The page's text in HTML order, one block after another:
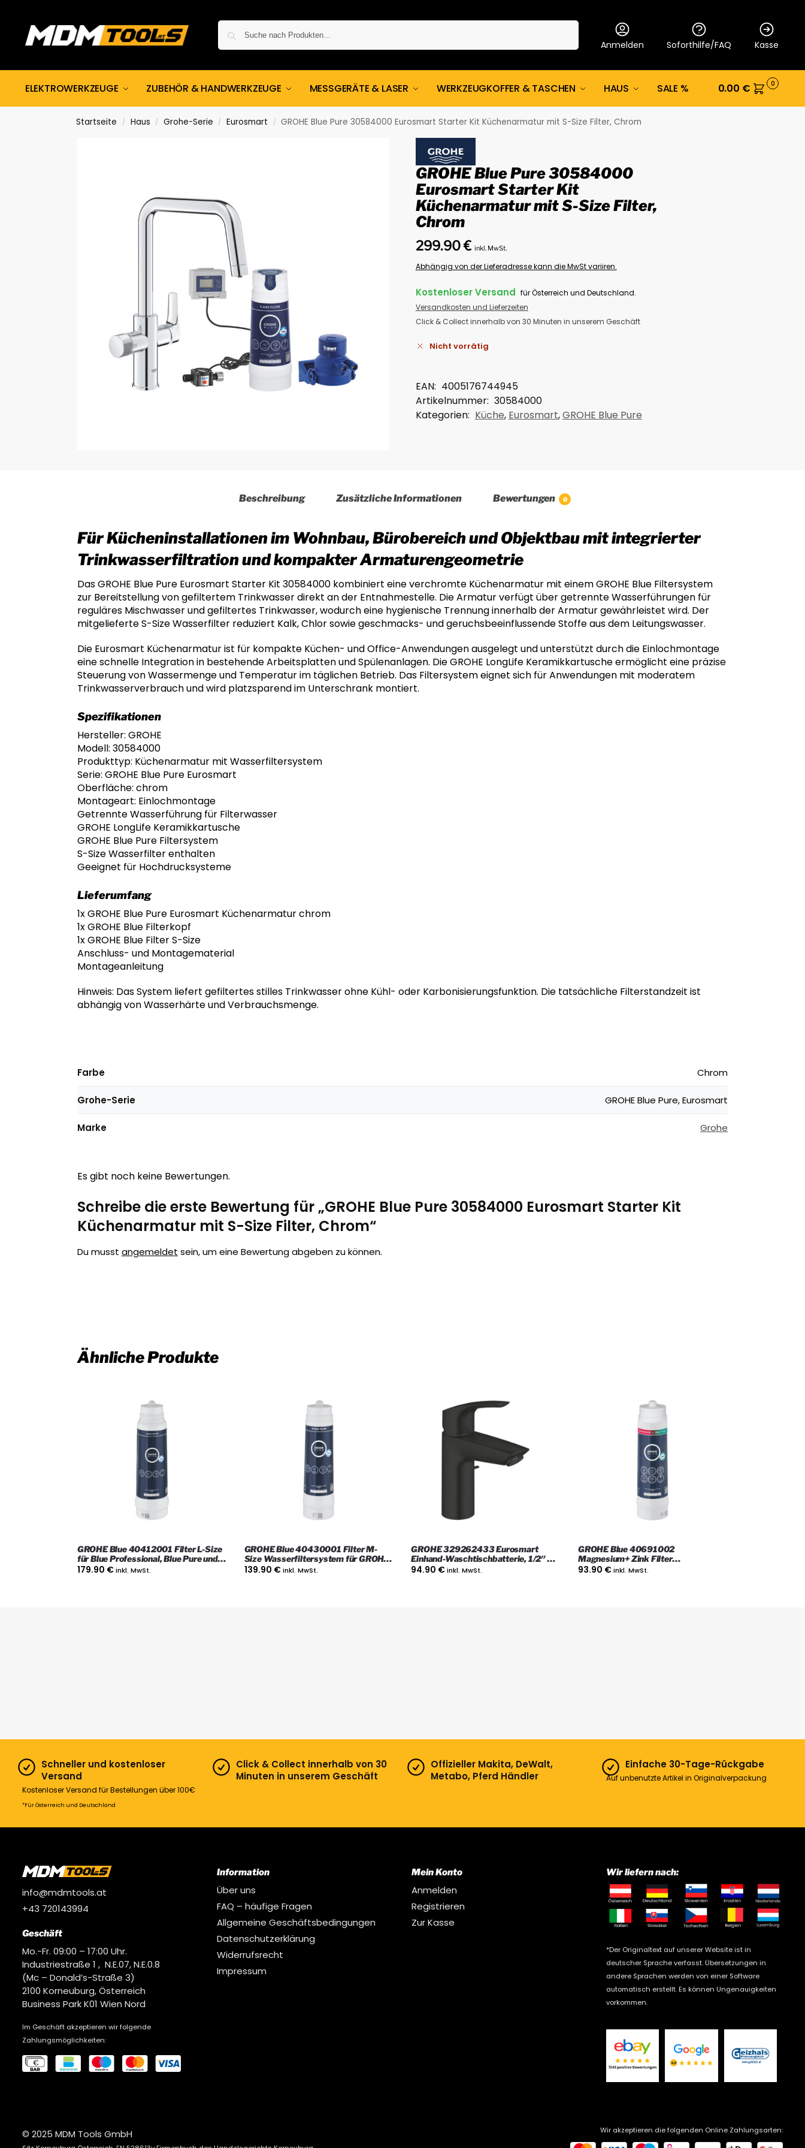
Anmelden Soforthilfe/FAQ Kasse
ELEKTROWERKZEUGE ZUBEHÖR & HANDWERKZEUGE MESSGERÄTE & LASER WERKZEUGKOFFER & TASCHEN HAUS SALE % 0.00 € 0
Startseite / Haus / Grohe-Serie / Eurosmart / GROHE Blue Pure 30584000 Eurosmart Starter Kit Küchenarmatur mit S-Size Filter, Chrom
GROHE Blue Pure 30584000
Eurosmart Starter Kit
Küchenarmatur mit S-Size Filter,
Chrom
299.90€ inkl. MwSt.
Abhängig von der Lieferadresse kann die MwSt variiren.
Kostenloser Versand für Österreich und Deutschland.
Versandkosten und Lieferzeiten
Click & Collect innerhalb von 30 Minuten in unserem Geschäft
Nicht vorrätig
EAN: 4005176744945
Artikelnummer: 30584000
Kategorien: Küche, Eurosmart,GROHE Blue Pure
Beschreibung Zusätzliche Informationen Bewertungen 0
Für Kücheninstallationen im Wohnbau, Bürobereich und Objektbau mit integrierter
Trinkwasserfiltration und kompakter Armaturengeometrie
Das GROHE Blue Pure Eurosmart Starter Kit 30584000 kombiniert eine verchromte Küchenarmatur mit einem GROHE Blue Filtersystem
zur Bereitstellung von gefiltertem Trinkwasser direkt an der Entnahmestelle. Die Armatur verfügt über getrennte Wasserführungen für
reguläres Mischwasser und gefiltertes Trinkwasser, wodurch eine hygienische Trennung innerhalb der Armatur gewährleistet wird. Der
mitgelieferte S-Size Wasserfilter reduziert Kalk, Chlor sowie geschmacks- und geruchsbeeinflussende Stoffe aus dem Leitungswasser.
Die Eurosmart Küchenarmatur ist für kompakte Küchen- und Office-Anwendungen ausgelegt und unterstützt durch die Einlochmontage
eine schnelle Integration in bestehende Arbeitsplatten und Spülenanlagen. Die GROHE LongLife Keramikkartusche ermöglicht eine präzise
Steuerung von Wassermenge und Temperatur im täglichen Betrieb. Das Filtersystem eignet sich für Anwendungen mit moderatem
Trinkwasserverbrauch und wird platzsparend im Unterschrank montiert.
Spezifikationen
Hersteller: GROHE
Modell: 30584000
Produkttyp: Küchenarmatur mit Wasserfiltersystem
Serie: GROHE Blue Pure Eurosmart
Oberfläche: chrom
Montageart: Einlochmontage
Getrennte Wasserführung für Filterwasser
GROHE LongLife Keramikkartusche
GROHE Blue Pure Filtersystem
S-Size Wasserfilter enthalten
Geeignet für Hochdrucksysteme
Lieferumfang
1x GROHE Blue Pure Eurosmart Küchenarmatur chrom
1x GROHE Blue Filterkopf
1x GROHE Blue Filter S-Size
Anschluss- und Montagematerial
Montageanleitung
Hinweis: Das System liefert gefiltertes stilles Trinkwasser ohne Kühl- oder Karbonisierungsfunktion. Die tatsächliche Filterstandzeit ist
abhängig von Wasserhärte und Verbrauchsmenge.
Farbe Chrom
Grohe-Serie GROHE Blue Pure, Eurosmart
Marke Grohe
Es gibt noch keine Bewertungen.
Schreibe die erste Bewertung für „GROHE Blue Pure 30584000 Eurosmart Starter Kit
Küchenarmatur mit S-Size Filter, Chrom“
Du musst angemeldet sein, um eine Bewertung abgeben zu können.
Ähnliche Produkte
GROHE Blue 40412001 Filter L-Size
für Blue Professional, Blue Pure und
GROHE Red
179.90 €inkl. MwSt.
GROHE Blue 40430001 Filter M-
Size Wasserfiltersystem für GROHE
Blue Trinkwassersysteme
139.90 € inkl. MwSt.
GROHE 329262433 Eurosmart
Einhand-Waschtischbatterie, 1/2″ S-
Size, Matt Black
94.90 € inkl. MwSt.
GROHE Blue 40691002
Magnesium+ Zink Filter
Wasserfilterkartusche
93.90 €inkl. MwSt.
Schneller und kostenloser
Versand
Kostenloser Versand für Bestellungen über 100€
*Für Österreich und Deutschland
Click & Collect innerhalb von 30
Minuten in unserem Geschäft
Offizieller Makita, DeWalt,
Metabo, Pferd Händler
Einfache 30-Tage-Rückgabe
Auf unbenutzte Artikel in Originalverpackung
info@mdmtools.at
+43 720143994
Geschäft
Mo.-Fr. 09:00 – 17:00 Uhr.
Industriestraße 1 , N.E.07, N.E.0.8
(Mc – Donald’s-Straße 3)
2100 Korneuburg, Österreich
Business Park K01 Wien Nord
Im Geschäft akzeptieren wir folgende
Zahlungsmöglichkeiten:
Information
Über uns
FAQ – häufige Fragen
Allgemeine Geschäftsbedingungen
Datenschutzerklärung
Widerrufsrecht
Impressum
Mein Konto
Anmelden
Registrieren
Zur Kasse
Wir liefern nach:
*Der Originaltext auf unserer Website ist in
deutscher Sprache verfasst. Übersetzungen in
andere Sprachen werden von einer Software
automatisch erstellt. Es können Ungenauigkeiten
vorkommen.
© 2025 MDM Tools GmbH Wir akzeptieren die folgenden Online Zahlungsarten: